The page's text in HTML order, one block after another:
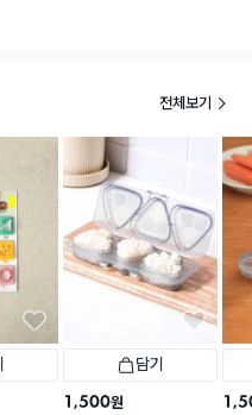
전체보기
담기
1,500원